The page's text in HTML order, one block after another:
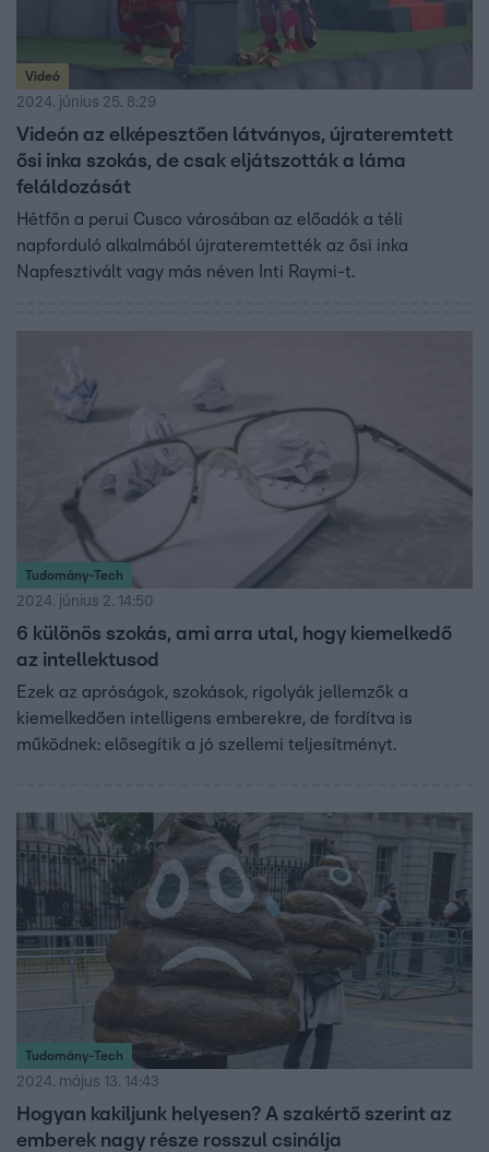
Videó
2024. június 25. 8:29
Videón az elképesztően látványos, újrateremtett
ősi inka szokás, de csak eljátszották a láma
feláldozását
Hétfőn a perui Cusco városában az előadók a téli
napforduló alkalmából újrateremtették az ősi inka
Napfesztivált vagy más néven Inti Raymi-t.
Tudomány-Tech
2024. június 2. 14:50
6 különös szokás, ami arra utal, hogy kiemelkedő
az intellektusod
Ezek az apróságok, szokások, rigolyák jellemzők a
kiemelkedően intelligens emberekre, de fordítva is
működnek: elősegítik a jó szellemi teljesítményt.
Tudomány-Tech
2024. május 13. 14:43
Hogyan kakiljunk helyesen? A szakértő szerint az
emberek nagy része rosszul csinálja